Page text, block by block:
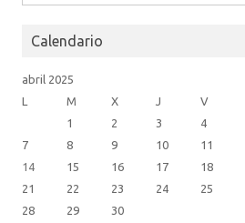
Calendario
abril 2025
L
M X J V
1 2 3 4
7
8 9 10 11
14
15 16 17 18
21
22 23 24 25
28
29 30